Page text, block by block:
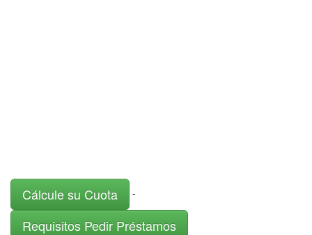
Cálcule su Cuota -
Requisitos Pedir Préstamos